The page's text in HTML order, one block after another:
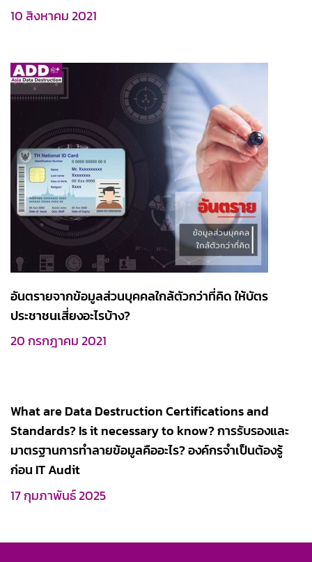
10 สิงหาคม 2021
อันตรายจากข้อมูลส่วนบุคคลใกล้ตัวกว่าที่คิด ให้บัตร
ประชาชนเสี่ยงอะไรบ้าง?
20 กรกฎาคม 2021
What are Data Destruction Certifications and
Standards? Is it necessary to know? การรับรองและ
มาตรฐานการทำลายข้อมูลคืออะไร? องค์กรจำเป็นต้องรู้
ก่อน IT Audit
17 กุมภาพันธ์ 2025